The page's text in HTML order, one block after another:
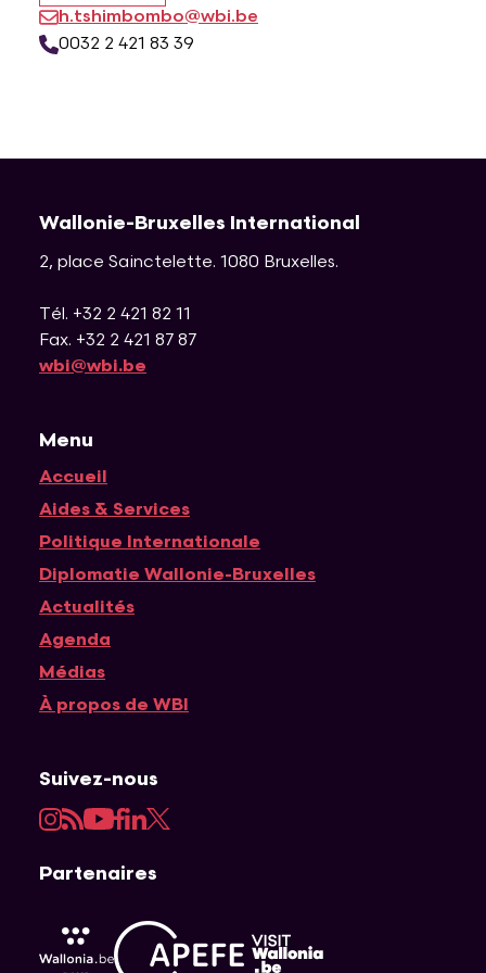
h.tshimbombo@wbi.be
0032 2 421 83 39
Wallonie-Bruxelles International
2, place Sainctelette. 1080 Bruxelles.
Tél. +32 2 421 82 11
Fax. +32 2 421 87 87
wbi@wbi.be
Menu
Accueil
Navigation principale
Aides & Services
Politique Internationale
Diplomatie Wallonie-Bruxelles
Actualités
Agenda
Médias
À propos de WBI
Suivez-nous
Instagram
RSSYouTube
Facebook
LinkedIn
Twitter
Partenaires
AWEX
Visit Wallonia